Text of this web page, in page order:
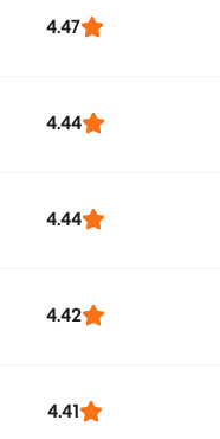
4.47
4.44
4.44
4.42
4.41